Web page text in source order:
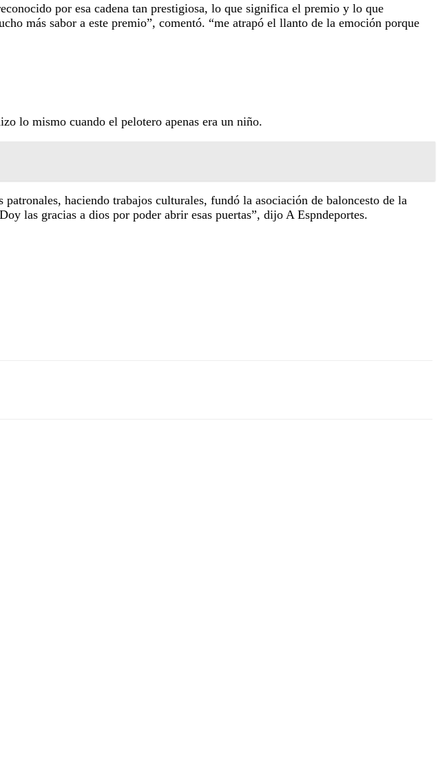
por esa cadena tan prestigiosa, lo que significa el premio y lo que
más sabor a este premio”, comentó. “me atrapó el llanto de la emoción porque
lo mismo cuando el pelotero apenas era un niño.
haciendo trabajos culturales, fundó la asociación de baloncesto de la
las gracias a dios por poder abrir esas puertas”, dijo A Espndeportes.